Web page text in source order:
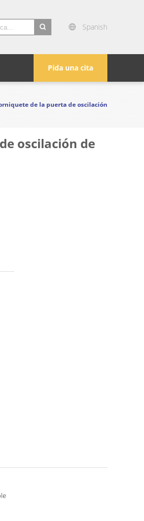
Spanish
Pida una cita
de la puerta de oscilación
oscilación de